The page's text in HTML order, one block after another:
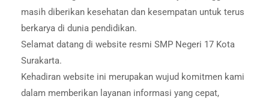
masih diberikan kesehatan dan kesempatan untuk terus
berkarya di dunia pendidikan.
Selamat datang di website resmi SMP Negeri 17 Kota
Surakarta.
Kehadiran website ini merupakan wujud komitmen kami
dalam memberikan layanan informasi yang cepat,